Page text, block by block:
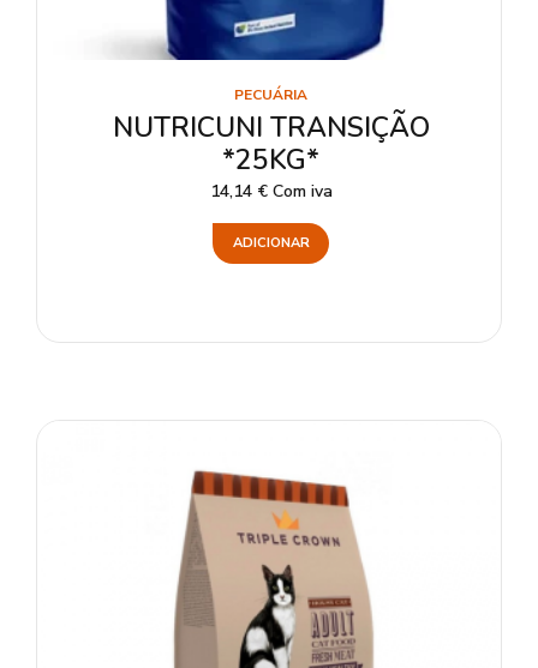
PECUÁRIA
NUTRICUNI TRANSIÇÃO
*25KG*
14,14 € Com iva
ADICIONAR